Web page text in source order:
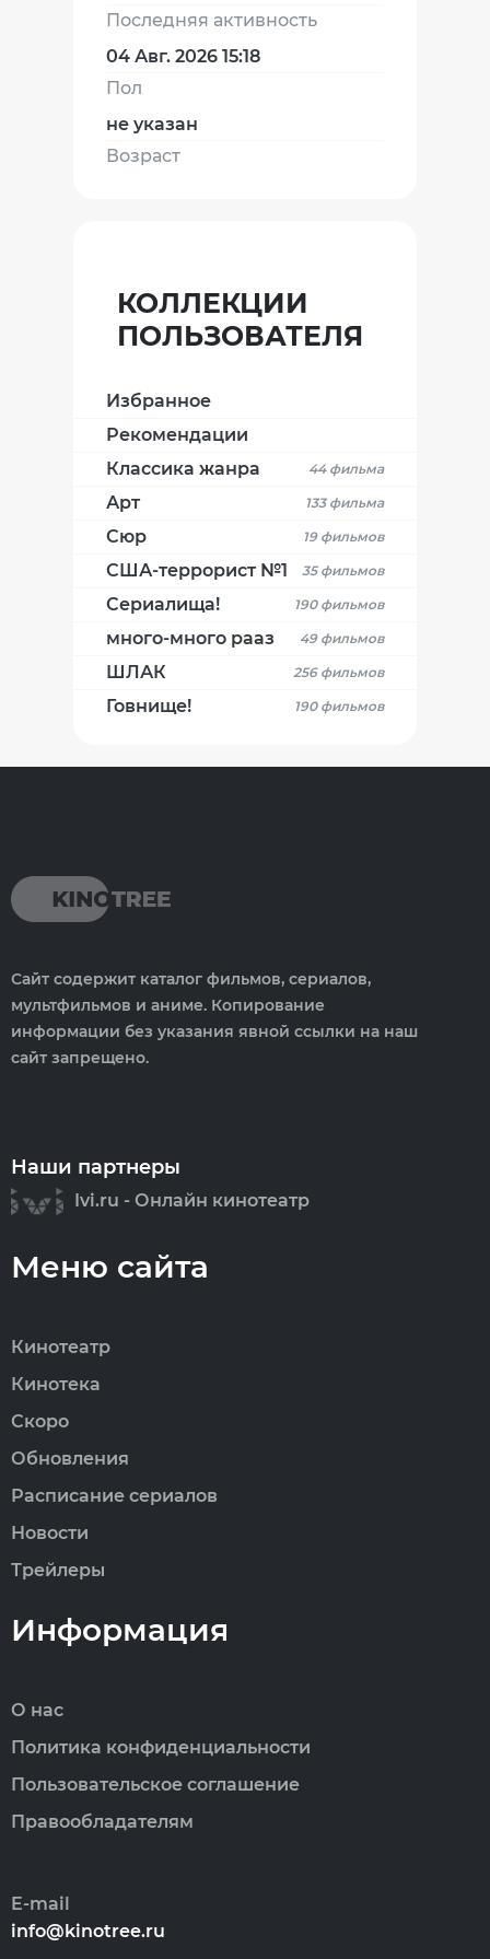
Последняя активность
04 Авг. 2026 15:18
Пол
не указан
Возраст
КОЛЛЕКЦИИ
ПОЛЬЗОВАТЕЛЯ
Избранное
Рекомендации
Классика жанра
44 фильма
Арт 133 фильма
Сюр 19 фильмов
США-террорист №1 35 фильмов
Сериалища! 190 фильмов
много-много рааз 49 фильмов
ШЛАК 256 фильмов
Говнище! 190 фильмов
Сайт содержит каталог фильмов, сериалов,
мультфильмов и аниме. Копирование
информации без указания явной ссылки на наш
сайт запрещено.
Наши партнеры
Ivi.ru - Онлайн кинотеатр
Меню сайта
Кинотеатр
Кинотека
Скоро
Обновления
Расписание сериалов
Новости
Трейлеры
Информация
О нас
Политика конфиденциальности
Пользовательское соглашение
Правообладателям
E-mail
info@kinotree.ru